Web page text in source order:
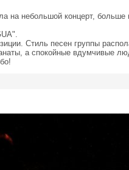
на небольшой концерт,
Стиль песен группы
а спокойные вдумчивые